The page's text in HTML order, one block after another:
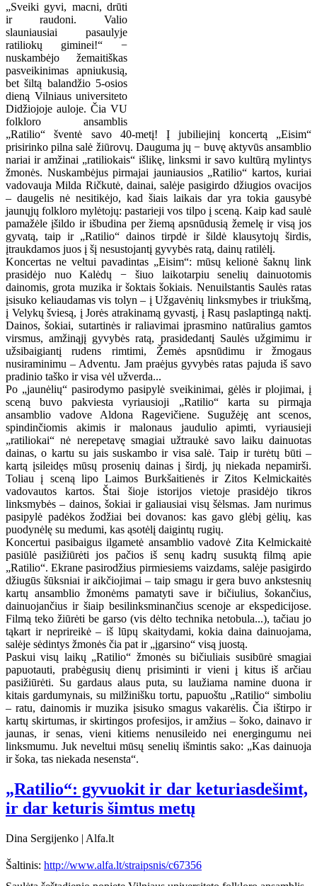
„Sveiki gyvi, macni, drūti
ir raudoni. Valio
slauniausiai pasaulyje
ratiliokų giminei!“ −
nuskambėjo žemaitiškas
pasveikinimas apniukusią,
bet šiltą balandžio 5-osios
dieną Vilniaus universiteto
Didžiojoje auloje. Čia VU
folkloro ansamblis
„Ratilio“ šventė savo 40-metį! Į jubiliejinį koncertą „Eisim“
prisirinko pilna salė žiūrovų. Dauguma jų − buvę aktyvūs ansamblio
nariai ir amžinai „ratiliokais“ išlikę, linksmi ir savo kultūrą mylintys
žmonės. Nuskambėjus pirmajai jauniausios „Ratilio“ kartos, kuriai
vadovauja Milda Ričkutė, dainai, salėje pasigirdo džiugios ovacijos
– daugelis nė nesitikėjo, kad šiais laikais dar yra tokia gausybė
jaunųjų folkloro mylėtojų: pastarieji vos tilpo į sceną. Kaip kad saulė
pamažėle įšildo ir išbudina per žiemą apsnūdusią žemelę ir visą jos
gyvatą, taip ir „Ratilio“ dainos tirpdė ir šildė klausytojų širdis,
įtraukdamos juos į šį nesustojantį gyvybės ratą, dainų ratilėlį.
Koncertas ne veltui pavadintas „Eisim“: mūsų kelionė šaknų link
prasidėjo nuo Kalėdų − šiuo laikotarpiu senelių dainuotomis
dainomis, grota muzika ir šoktais šokiais. Nenuilstantis Saulės ratas
įsisuko keliaudamas vis tolyn – į Užgavėnių linksmybes ir triukšmą,
į Velykų šviesą, į Jorės atrakinamą gyvastį, į Rasų paslaptingą naktį.
Dainos, šokiai, sutartinės ir raliavimai įprasmino natūralius gamtos
virsmus, amžinąjį gyvybės ratą, prasidedantį Saulės užgimimu ir
užsibaigiantį rudens rimtimi, Žemės apsnūdimu ir žmogaus
nusiraminimu – Adventu. Jam praėjus gyvybės ratas pajuda iš savo
pradinio taško ir visa vėl užverda...
Po „jaunėlių“ pasirodymo pasipylė sveikinimai, gėlės ir plojimai, į
sceną buvo pakviesta vyriausioji „Ratilio“ karta su pirmąja
ansamblio vadove Aldona Ragevičiene. Sugužėję ant scenos,
spindinčiomis akimis ir malonaus jaudulio apimti, vyriausieji
„ratiliokai“ nė nerepetavę smagiai užtraukė savo laiku dainuotas
dainas, o kartu su jais suskambo ir visa salė. Taip ir turėtų būti –
kartą įsileidęs mūsų prosenių dainas į širdį, jų niekada nepamirši.
Toliau į sceną lipo Laimos Burkšaitienės ir Zitos Kelmickaitės
vadovautos kartos. Štai šioje istorijos vietoje prasidėjo tikros
linksmybės – dainos, šokiai ir galiausiai visų šėlsmas. Jam nurimus
pasipylė padėkos žodžiai bei dovanos: kas gavo glėbį gėlių, kas
puodynėlę su medumi, kas ąsotėlį daigintų rugių.
Koncertui pasibaigus ilgametė ansamblio vadovė Zita Kelmickaitė
pasiūlė pasižiūrėti jos pačios iš senų kadrų susuktą filmą apie
„Ratilio“. Ekrane pasirodžius pirmiesiems vaizdams, salėje pasigirdo
džiugūs šūksniai ir aikčiojimai – taip smagu ir gera buvo ankstesnių
kartų ansamblio žmonėms pamatyti save ir bičiulius, šokančius,
dainuojančius ir šiaip besilinksminančius scenoje ar ekspedicijose.
Filmą teko žiūrėti be garso (vis dėlto technika netobula...), tačiau jo
tąkart ir neprireikė – iš lūpų skaitydami, kokia daina dainuojama,
salėje sėdintys žmonės čia pat ir „įgarsino“ visą juostą.
Paskui visų laikų „Ratilio“ žmonės su bičiuliais susibūrė smagiai
papuotauti, prabėgusių dienų prisiminti ir vieni į kitus iš arčiau
pasižiūrėti. Su gardaus alaus puta, su laužiama namine duona ir
kitais gardumynais, su milžinišku tortu, papuoštu „Ratilio“ simboliu
– ratu, dainomis ir muzika įsisuko smagus vakarėlis. Čia ištirpo ir
kartų skirtumas, ir skirtingos profesijos, ir amžius – šoko, dainavo ir
jaunas, ir senas, vieni kitiems nenusileido nei energingumu nei
linksmumu. Juk neveltui mūsų senelių išmintis sako: „Kas dainuoja
ir šoka, tas niekada nesensta“.
„Ratilio“: gyvuokit ir dar keturiasdešimt,
ir dar keturis šimtus metų
Dina Sergijenko | Alfa.lt
Šaltinis: http://www.alfa.lt/straipsnis/c67356